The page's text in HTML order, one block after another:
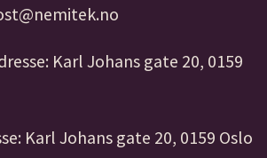
Karl Johans gate 20, 0159
Karl Johans gate 20, 0159 Oslo